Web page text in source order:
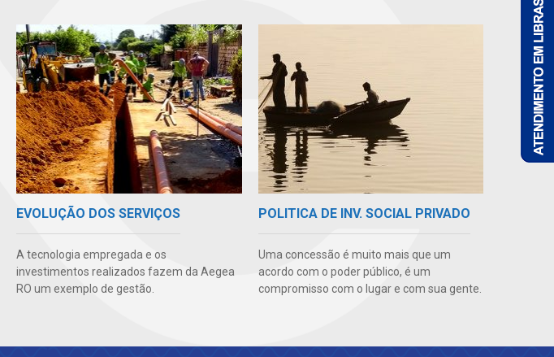
EVOLUÇÃO DOS SERVIÇOS
A tecnologia empregada e os
investimentos realizados fazem da Aegea
RO um exemplo de gestão.
POLITICA DE INV. SOCIAL PRIVADO
Uma concessão é muito mais que um
acordo com o poder público, é um
compromisso com o lugar e com sua gente.